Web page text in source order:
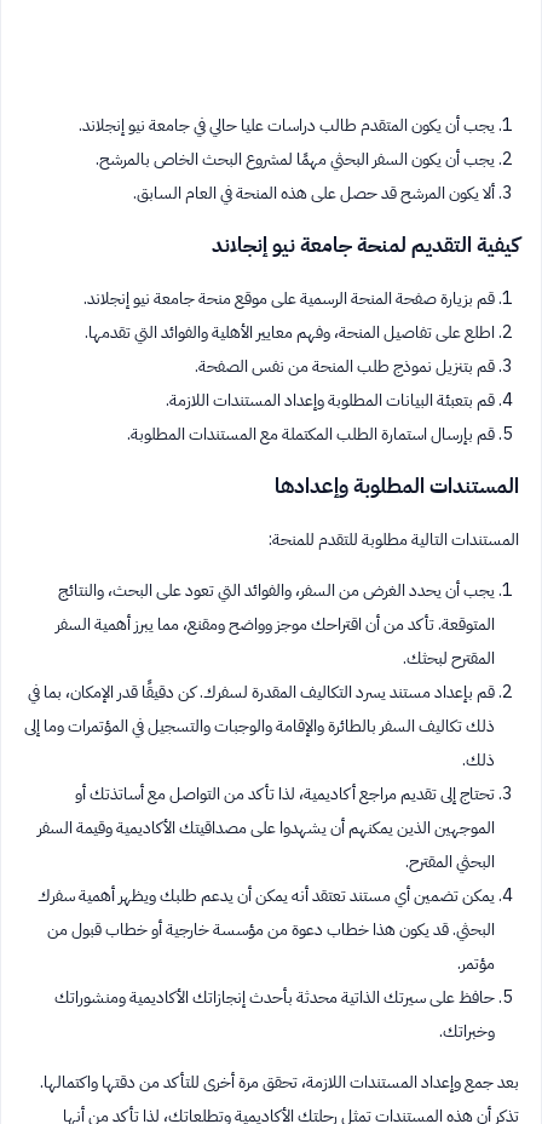
يجب أن يكون المتقدم طالب دراسات عليا حالي في جامعة نيو إنجلاند.
يجب أن يكون السفر البحثي مهمًا لمشروع البحث الخاص بالمرشح.
ألا يكون المرشح قد حصل على هذه المنحة في العام السابق.
كيفية التقديم لمنحة جامعة نيو إنجلاند
قم بزيارة صفحة المنحة الرسمية على موقع منحة جامعة نيو إنجلاند.
اطلع على تفاصيل المنحة، وفهم معايير الأهلية والفوائد التي تقدمها.
قم بتنزيل نموذج طلب المنحة من نفس الصفحة.
قم بتعبئة البيانات المطلوبة وإعداد المستندات اللازمة.
قم بإرسال استمارة الطلب المكتملة مع المستندات المطلوبة.
المستندات المطلوبة وإعدادها
المستندات التالية مطلوبة للتقدم للمنحة:
يجب أن يحدد الغرض من السفر، والفوائد التي تعود على البحث، والنتائج
المتوقعة. تأكد من أن اقتراحك موجز وواضح ومقنع، مما يبرز أهمية السفر
المقترح لبحثك.
قم بإعداد مستند يسرد التكاليف المقدرة لسفرك. كن دقيقًا قدر الإمكان، بما في
ذلك تكاليف السفر بالطائرة والإقامة والوجبات والتسجيل في المؤتمرات وما إلى
ذلك.
تحتاج إلى تقديم مراجع أكاديمية، لذا تأكد من التواصل مع أساتذتك أو
الموجهين الذين يمكنهم أن يشهدوا على مصداقيتك الأكاديمية وقيمة السفر
البحثي المقترح.
يمكن تضمين أي مستند تعتقد أنه يمكن أن يدعم طلبك ويظهر أهمية سفرك
البحثي. قد يكون هذا خطاب دعوة من مؤسسة خارجية أو خطاب قبول من
مؤتمر.
حافظ على سيرتك الذاتية محدثة بأحدث إنجازاتك الأكاديمية ومنشوراتك
وخبراتك.
بعد جمع وإعداد المستندات اللازمة، تحقق مرة أخرى للتأكد من دقتها واكتمالها.
تذكر أن هذه المستندات تمثل رحلتك الأكاديمية وتطلعاتك، لذا تأكد من أنها